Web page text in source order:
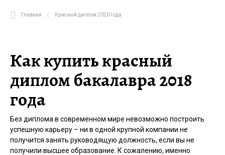
Главная Красный диплом 2020 года
Как купить красный
диплом бакалавра 2018
года
Без диплома в современном мире невозможно построить
успешную карьеру – ни в одной крупной компании не
получится занять руководящую должность, если вы не
получили высшее образование. К сожалению, именно